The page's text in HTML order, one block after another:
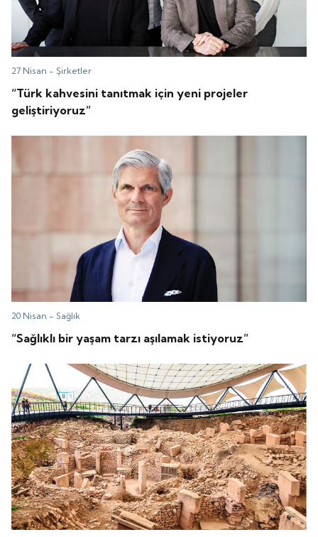
27 Nisan - Şirketler
“Türk kahvesini tanıtmak için yeni projeler
geliştiriyoruz”
20 Nisan -Sağlık
“Sağlıklı bir yaşam tarzı aşılamak istiyoruz”